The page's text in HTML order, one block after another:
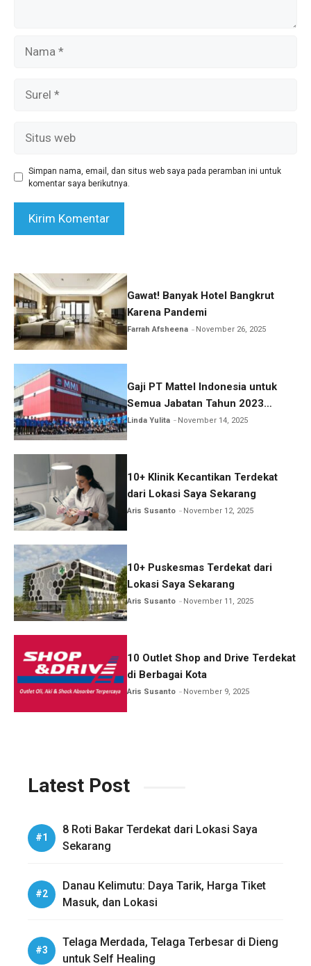
web
Simpan nama, email, dan situs web saya pada peramban ini untuk
komentar saya berikutnya.
Gawat! Banyak Hotel Bangkrut
Karena Pandemi
Farrah Afsheena November 26, 2025
Gaji PT Mattel Indonesia untuk
Semua Jabatan Tahun 2023
Lengkap!
Linda Yulita November 14, 2025
10+ Klinik Kecantikan Terdekat
dari Lokasi Saya Sekarang
Aris Susanto November 12, 2025
10+ Puskesmas Terdekat dari
Lokasi Saya Sekarang
Aris Susanto November 11, 2025
10 Outlet Shop and Drive Terdekat
di Berbagai Kota
Aris Susanto November 9, 2025
Latest Post
8 Roti Bakar Terdekat dari Lokasi Saya
Sekarang
Danau Kelimutu: Daya Tarik, Harga Tiket
Masuk, dan Lokasi
Telaga Merdada, Telaga Terbesar di Dieng
untuk Self Healing